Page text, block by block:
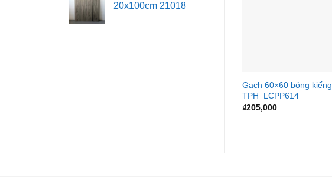
20x100cm 21018
Gạch 60×60 bóng kiếng
TPH_LCPP614
₫205,000